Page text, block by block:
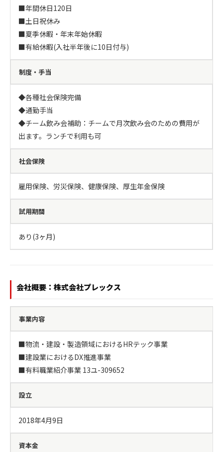
■年間休日120日
■土日祝休み
■夏季休暇・年末年始休暇
■有給休暇(入社半年後に10日付与)
制度・手当
◆各種社会保険完備
◆通勤手当
◆チーム飲み会補助：チームで月次飲み会のための費用が
出ます。ランチで利用も可
社会保険
雇用保険、労災保険、健康保険、厚生年金保険
試用期間
あり(3ヶ月)
会社概要：株式会社プレックス
事業内容
■物流・建設・製造領域におけるHRテック事業
■建設業におけるDX推進事業
■有料職業紹介事業 13ユ-309652
設立
2018年4月9日
資本金